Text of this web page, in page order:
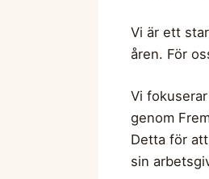
Vi är ett
åren. För
Vi
genom
Detta för
sin